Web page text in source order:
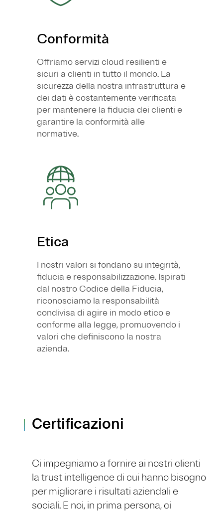
Conformità
Offriamo servizi cloud resilienti e
sicuri a clienti in tutto il mondo. La
sicurezza della nostra infrastruttura e
dei dati è costantemente verificata
per mantenere la fiducia dei clienti e
garantire la conformità alle
normative.
Etica
I nostri valori si fondano su integrità,
fiducia e responsabilizzazione. Ispirati
dal nostro Codice della Fiducia,
riconosciamo la responsabilità
condivisa di agire in modo etico e
conforme alla legge, promuovendo i
valori che definiscono la nostra
azienda.
Certificazioni
Ci impegniamo a fornire ai nostri clienti
la trust intelligence di cui hanno bisogno
per migliorare i risultati aziendali e
sociali. E noi, in prima persona, ci